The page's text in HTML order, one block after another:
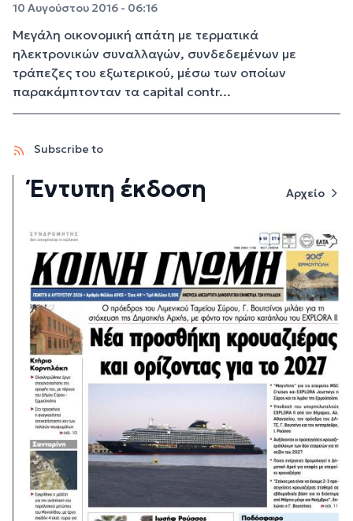
10 Αυγούστου 2016 - 06:16
Μεγάλη οικονομική απάτη με τερματικά
ηλεκτρονικών συναλλαγών, συνδεδεμένων με
τράπεζες του εξωτερικού, μέσω των οποίων
παρακάμπτονταν τα capital contr...
Subscribe to
Έντυπη έκδοση Αρχείο